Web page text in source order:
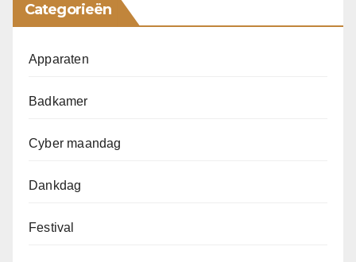
Categorieën
Apparaten
Badkamer
Cyber maandag
Dankdag
Festival